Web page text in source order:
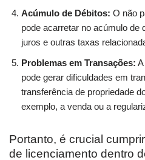
Acúmulo de Débitos: O não
pode acarretar no acúmulo de
juros e outras taxas
Problemas em Transações:
pode gerar dificuldades em
transferência de propriedade
exemplo, a venda ou a
Portanto, é crucial
de licenciamento dentro